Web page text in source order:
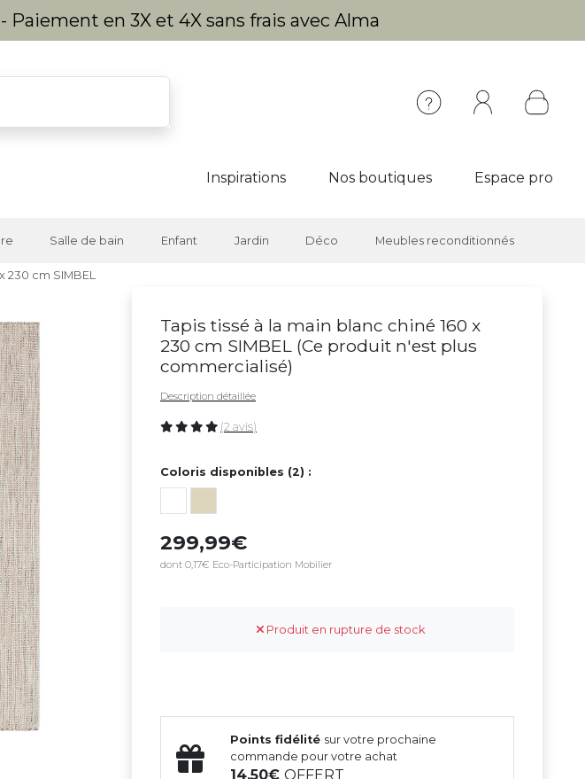
- Paiement en 3X et 4X sans frais avec Alma
Inspirations Nos boutiques Espace pro
Salle de bain Enfant Jardin Déco Meubles reconditionnés
230 cm SIMBEL
Tapis tissé à la main blanc chiné 160 x
230 cm SIMBEL (Ce produit n'est plus
commercialisé)
Description détaillée
(2 avis)
Coloris disponibles (2) :
299,99
dont 0,17€ Eco-Participation Mobilier
Produit en rupture de stock
Points fidélité sur votre prochaine
commande pour votre achat
14,50OFFERT